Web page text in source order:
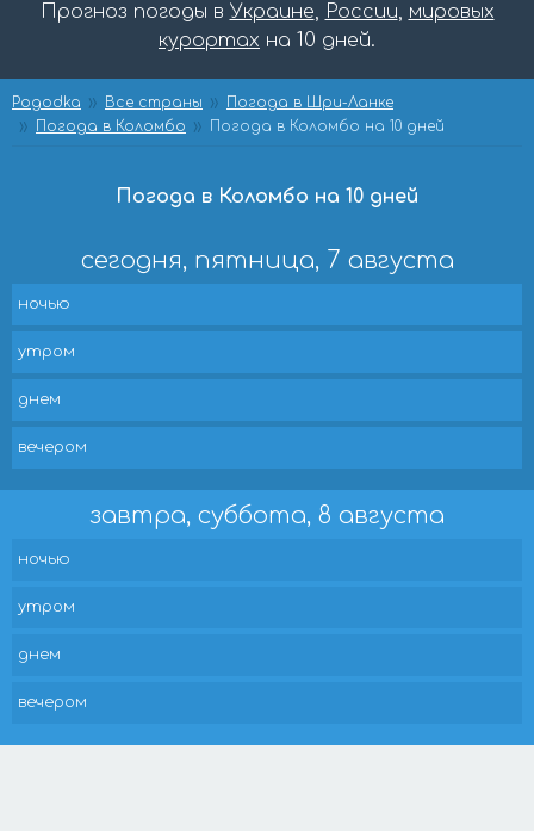
Прогноз погоды в Украине, России, мировых
курортах на 10 дней.
Pogodka Все страны
Погода в Шри-Ланке
Погода в Коломбо
Погода в Коломбо на 10 дней
Погода в Коломбо на 10 дней
сегодня, пятница, 7 августа
ночью
утром
днем
вечером
завтра, суббота, 8 августа
ночью
утром
днем
вечером